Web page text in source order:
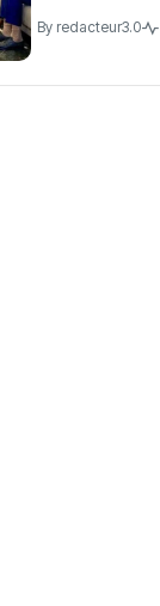
By redacteur3.0